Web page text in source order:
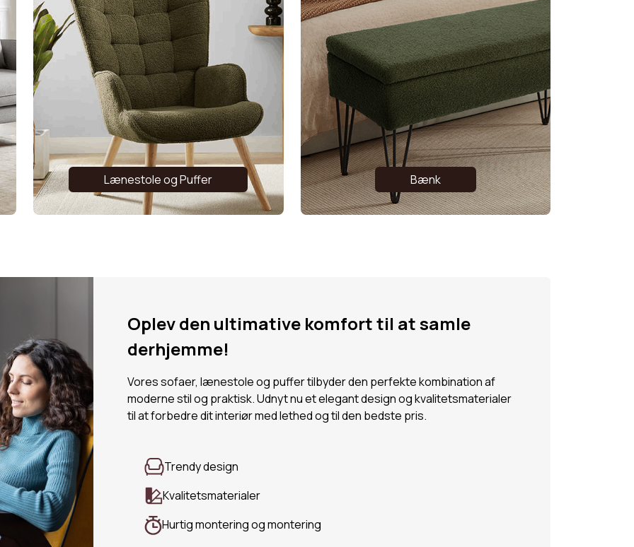
Lænestole og Puffer Bænk
Oplev den ultimative komfort til at samle
derhjemme!
Vores sofaer, lænestole og puffer tilbyder den perfekte kombination af
moderne stil og praktisk. Udnyt nu et elegant design og kvalitetsmaterialer
til at forbedre dit interiør med lethed og til den bedste pris.
Trendy design
Kvalitetsmaterialer
Hurtig montering og montering